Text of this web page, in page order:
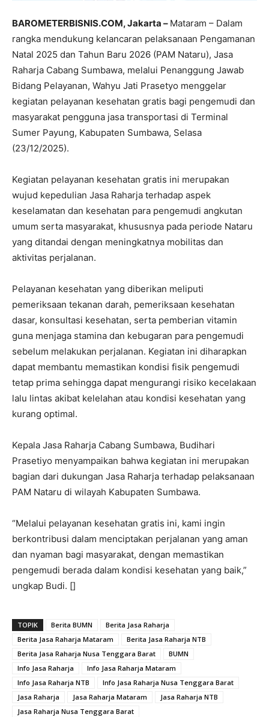
BAROMETERBISNIS.COM, Jakarta – Mataram – Dalam
rangka mendukung kelancaran pelaksanaan Pengamanan
Natal 2025 dan Tahun Baru 2026 (PAM Nataru), Jasa
Raharja Cabang Sumbawa, melalui Penanggung Jawab
Bidang Pelayanan, Wahyu Jati Prasetyo menggelar
kegiatan pelayanan kesehatan gratis bagi pengemudi dan
masyarakat pengguna jasa transportasi di Terminal
Sumer Payung, Kabupaten Sumbawa, Selasa
(23/12/2025).
Kegiatan pelayanan kesehatan gratis ini merupakan
wujud kepedulian Jasa Raharja terhadap aspek
keselamatan dan kesehatan para pengemudi angkutan
umum serta masyarakat, khususnya pada periode Nataru
yang ditandai dengan meningkatnya mobilitas dan
aktivitas perjalanan.
Pelayanan kesehatan yang diberikan meliputi
pemeriksaan tekanan darah, pemeriksaan kesehatan
dasar, konsultasi kesehatan, serta pemberian vitamin
guna menjaga stamina dan kebugaran para pengemudi
sebelum melakukan perjalanan. Kegiatan ini diharapkan
dapat membantu memastikan kondisi fisik pengemudi
tetap prima sehingga dapat mengurangi risiko kecelakaan
lalu lintas akibat kelelahan atau kondisi kesehatan yang
kurang optimal.
Kepala Jasa Raharja Cabang Sumbawa, Budihari
Prasetiyo menyampaikan bahwa kegiatan ini merupakan
bagian dari dukungan Jasa Raharja terhadap pelaksanaan
PAM Nataru di wilayah Kabupaten Sumbawa.
“Melalui pelayanan kesehatan gratis ini, kami ingin
berkontribusi dalam menciptakan perjalanan yang aman
dan nyaman bagi masyarakat, dengan memastikan
pengemudi berada dalam kondisi kesehatan yang baik,”
ungkap Budi. []
TOPIK Berita BUMN
Berita Jasa Raharja
Berita Jasa Raharja Mataram
Berita Jasa Raharja NTB
Berita Jasa Raharja Nusa Tenggara Barat
BUMN
Info Jasa Raharja
Info Jasa Raharja Mataram
Info Jasa Raharja NTB
Info Jasa Raharja Nusa Tenggara Barat
Jasa Raharja
Jasa Raharja Mataram
Jasa Raharja NTB
Jasa Raharja Nusa Tenggara Barat